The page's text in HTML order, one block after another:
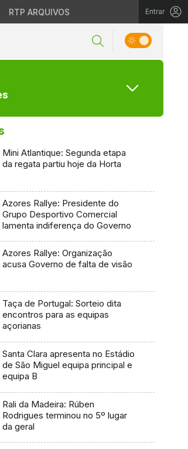
RTP ARQUIVOS Entrar
Mini Atlantique: Segunda etapa
da regata partiu hoje da Horta
Azores Rallye: Presidente do
Grupo Desportivo Comercial
lamenta indiferença do Governo
Azores Rallye: Organização
acusa Governo de falta de visão
Taça de Portugal: Sorteio dita
encontros para as equipas
açorianas
Santa Clara apresenta no Estádio
de São Miguel equipa principal e
equipa B
Rali da Madeira: Rúben
Rodrigues terminou no 5º lugar
da geral